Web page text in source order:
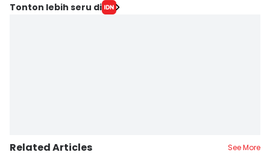
Tonton lebih seru di
Related Articles See More